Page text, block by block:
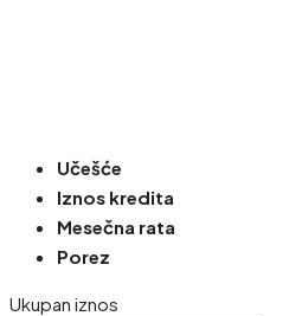
Učešće
Iznos kredita
Mesečna rata
Porez
Ukupan iznos